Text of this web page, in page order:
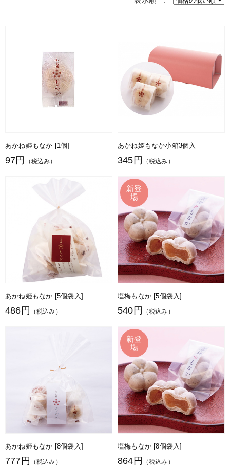
あかね姫もなか [1個]
97円 （税込み）
あかね姫もなか小箱3個入
345円 （税込み）
あかね姫もなか [5個袋入]
486円 （税込み）
塩梅もなか [5個袋入]
540円 （税込み）
あかね姫もなか [8個袋入]
777円 （税込み）
塩梅もなか [8個袋入]
864円 （税込み）